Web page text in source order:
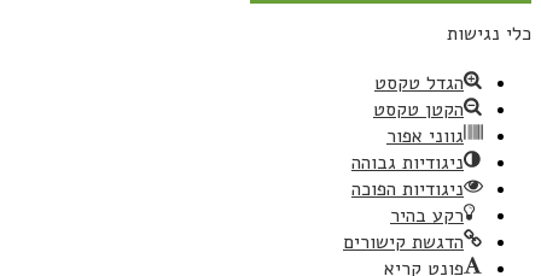
כלי נגישות
הגדל טקסט
הקטן טקסט
גווני אפור
ניגודיות גבוהה
ניגודיות הפוכה
רקע בהיר
הדגשת קישורים
פונט קריא